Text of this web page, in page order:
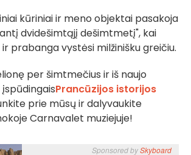
kūriniai ir meno objektai pasakoja
dvidešimtąjį dešimtmetį", kai
prabanga vystėsi milžinišku greičiu.
per šimtmečius ir iš naujo
Prancūzijos istorijos
prie mūsų ir dalyvaukite
Carnavalet muziejuje!